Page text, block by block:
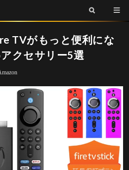
TVがもっと便利にな
クセサリー5選